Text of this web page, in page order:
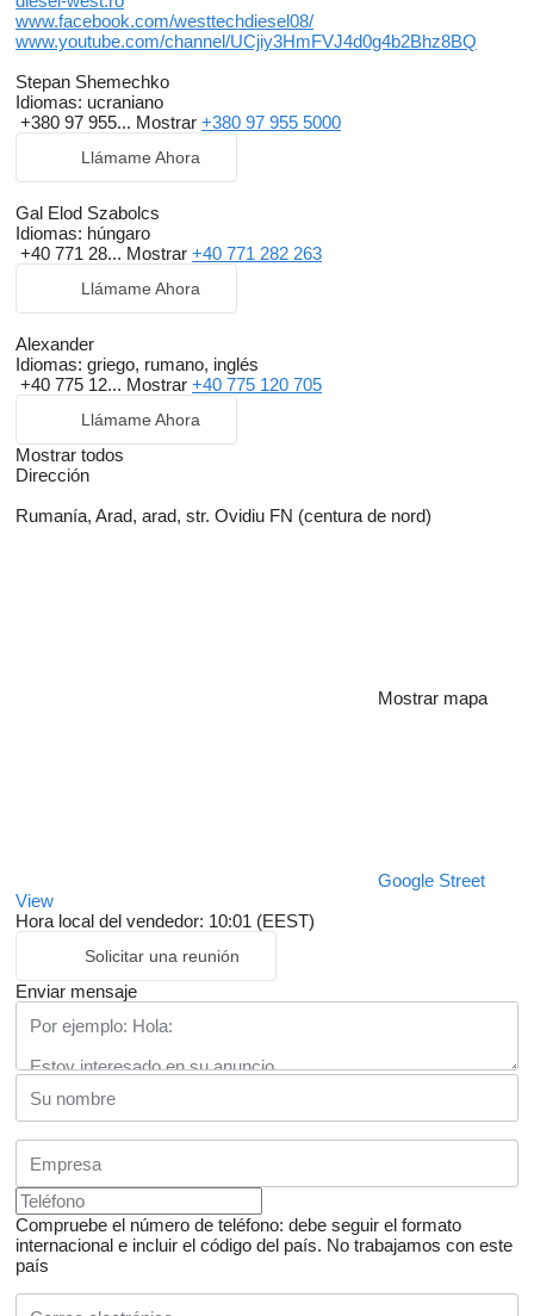
www.facebook.com/westtechdiesel08/
www.youtube.com/channel/UCjiy3HmFVJ4d0g4b2Bhz8BQ
Stepan Shemechko
Idiomas: ucraniano
+380 97 955... Mostrar +380 97 955 5000
Llámame Ahora
Gal Elod Szabolcs
Idiomas: húngaro
+40 771 28... Mostrar +40 771 282 263
Llámame Ahora
Alexander
Idiomas: griego, rumano, inglés
+40 775 12... Mostrar +40 775 120 705
Llámame Ahora
Mostrar todos
Dirección
Rumanía, Arad, arad, str. Ovidiu FN (centura de nord)
Mostrar mapa
Google Street
View
Hora local del vendedor: 10:01 (EEST)
Solicitar una reunión
Enviar mensaje
Compruebe el número de teléfono: debe seguir el formato
internacional e incluir el código del país. No trabajamos con este
país